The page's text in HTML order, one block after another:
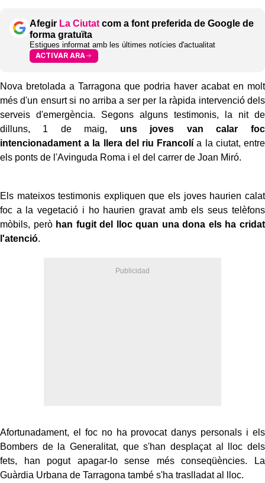
Afegir La Ciutat com a font preferida de Google de
forma gratuïta
Estigues informat amb les últimes notícies d'actualitat
ACTIVAR ARA
Nova bretolada a Tarragona que podria haver acabat en molt
més d'un ensurt si no arriba a ser per la ràpida intervenció dels
serveis d'emergència. Segons alguns testimonis, la nit de
dilluns, 1 de maig, uns joves van calar foc
intencionadament a la llera del riu Francolí a la ciutat, entre
els ponts de l'Avinguda Roma i el del carrer de Joan Miró.
Els mateixos testimonis expliquen que els joves haurien calat
foc a la vegetació i ho haurien gravat amb els seus telèfons
mòbils, però han fugit del lloc quan una dona els ha cridat
l'atenció.
Afortunadament, el foc no ha provocat danys personals i els
Bombers de la Generalitat, que s'han desplaçat al lloc dels
fets, han pogut apagar-lo sense més conseqüències. La
Guàrdia Urbana de Tarragona també s'ha traslladat al lloc.